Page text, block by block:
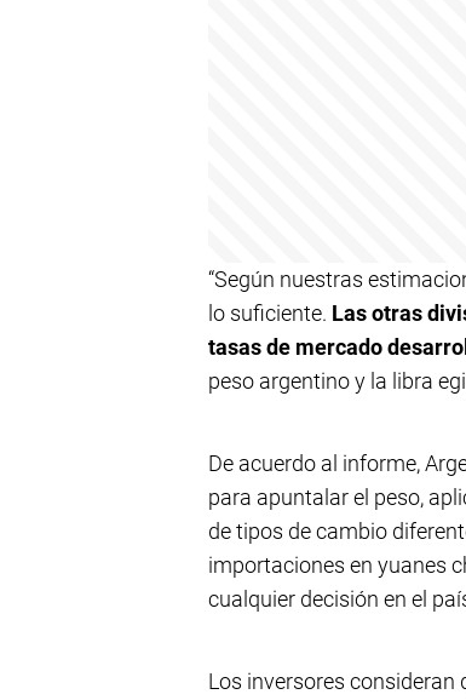
“Según nuestras
lo suficiente. Las otras
tasas de mercado
peso argentino y la libra
De acuerdo al informe,
para apuntalar el peso,
de tipos de cambio
importaciones en yuanes
cualquier decisión en el
Los inversores consideran